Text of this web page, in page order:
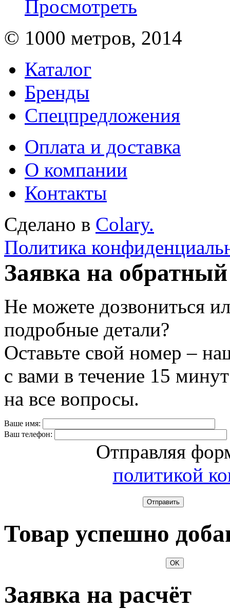
Просмотреть
© 1000 метров, 2014
Каталог
Бренды
Спецпредложения
Оплата и доставка
О компании
Контакты
Сделано в Colary.
Политика
Заявка на
Не можете дозвониться
подробные детали?
Оставьте свой номер –
с вами в течение 15
на все вопросы.
Ваше имя:
Ваш телефон:
Отправляя
политикой
Отправить
Товар успешно
OK
Заявка на расчёт